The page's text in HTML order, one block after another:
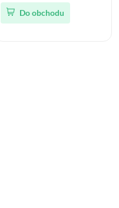
Do obchodu